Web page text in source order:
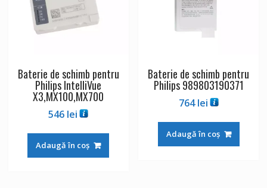
Baterie de schimb pentru
Philips IntelliVue
X3,MX100,MX700
546 lei
Adaugă în coș
Baterie de schimb pentru
Philips 989803190371
764lei
Adaugă în coș